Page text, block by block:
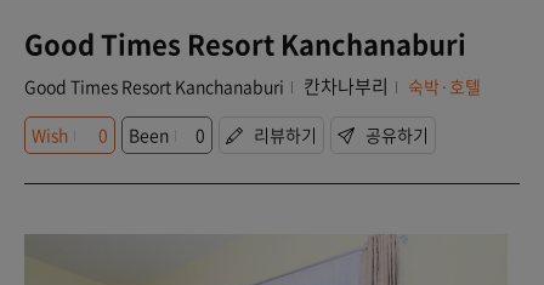
Good Times Resort Kanchanaburi
Good Times Resort Kanchanaburi 칸차나부리
숙박·호텔
Wish
0 Been 0 리뷰하기 공유하기